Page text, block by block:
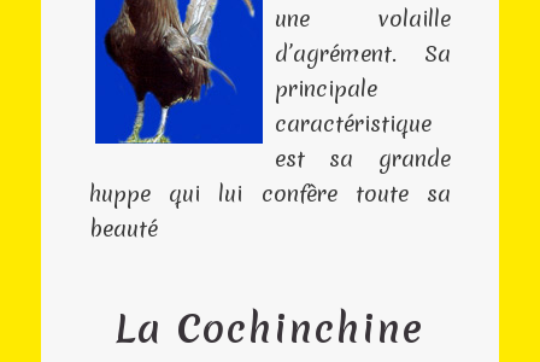
une volaille
d’agrément. Sa
principale
caractéristique
est sa grande
huppe qui lui confère toute sa
beauté
La Cochinchine